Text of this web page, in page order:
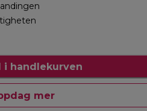
i handlekurven
mer